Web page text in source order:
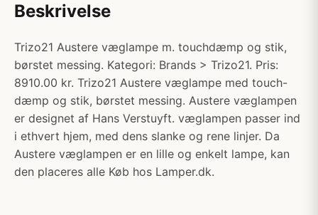
Beskrivelse
Trizo21 Austere væglampe m. touchdæmp og stik,
børstet messing. Kategori: Brands > Trizo21. Pris:
8910.00 kr. Trizo21 Austere væglampe med touch-
dæmp og stik, børstet messing. Austere væglampen
er designet af Hans Verstuyft. væglampen passer ind
i ethvert hjem, med dens slanke og rene linjer. Da
Austere væglampen er en lille og enkelt lampe, kan
den placeres alle Køb hos Lamper.dk.